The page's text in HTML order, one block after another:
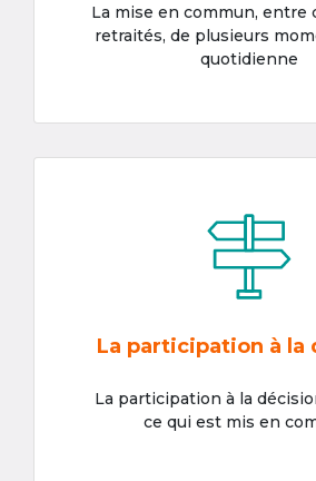
La mise en commun, entre
retraités, de plusieurs
quotidienne
La participation à la
La participation à la
ce qui est mis en